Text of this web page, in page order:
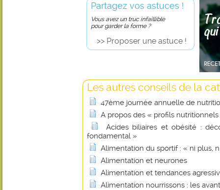
Partagez vos astuces !
Vous avez un truc infaillible
pour garder la forme ?
>> Proposer une astuce !
Les autres conseils de la
47ème journée annuelle de
A propos des « profils nutritionnels
Acides biliaires et obésité :
fondamental »
Alimentation du sportif : « ni plus,
Alimentation et neurones
Alimentation et tendances
Alimentation nourrissons : les